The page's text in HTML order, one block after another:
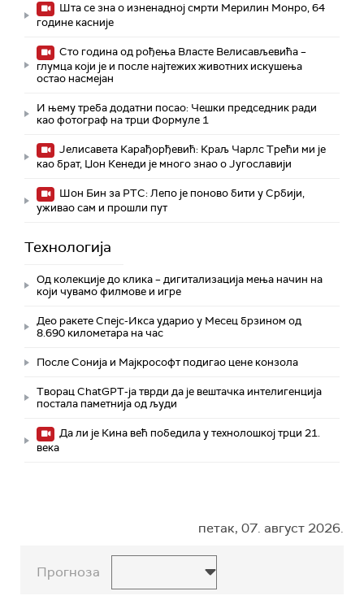
Шта се зна о изненадној смрти Мерилин Монро, 64
године касније
Сто година од рођења Власте Велисављевића –
глумца који је и после најтежих животних искушења
остао насмејан
И њему треба додатни посао: Чешки председник ради
као фотограф на трци Формуле 1
Јелисавета Карађорђевић: Краљ Чарлс Трећи ми је
као брат, Џон Кенеди је много знао о Југославији
Шон Бин за РТС: Лепо је поново бити у Србији,
уживао сам и прошли пут
Технологијa
Од колекције до клика – дигитализација мења начин на
који чувамо филмове и игре
Део ракете Спејс-Икса ударио у Месец брзином од
8.690 километара на час
После Сонија и Мајкрософт подигао цене конзола
Творац ChatGPT-ја тврди да је вештачка интелигенција
постала паметнија од људи
Да ли је Кина већ победила у технолошкој трци 21.
века
петак, 07. август 2026.
Прогноза